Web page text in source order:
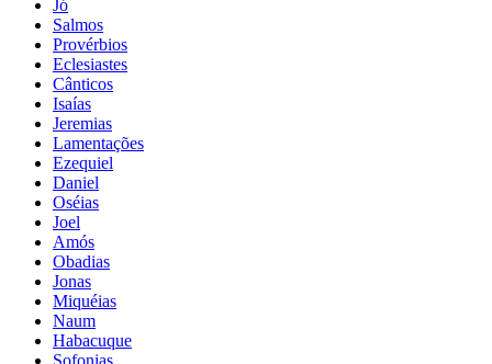
Jó
Salmos
Provérbios
Eclesiastes
Cânticos
Isaías
Jeremias
Lamentações
Ezequiel
Daniel
Oséias
Joel
Amós
Obadias
Jonas
Miquéias
Naum
Habacuque
Sofonias